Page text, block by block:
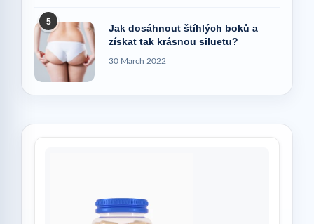
5
Jak dosáhnout štíhlých boků a
získat tak krásnou siluetu?
30 March 2022